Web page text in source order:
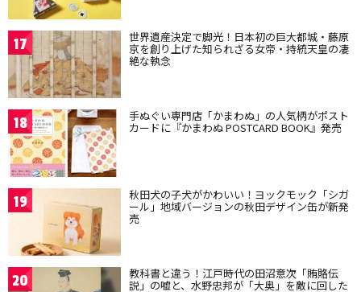
17 世界遺産決定で脚光！日本初の巨大都城・藤原
京を創り上げた知られざる女帝・持統天皇の凄
絶な執念
18 手ぬぐい専門店「かまわぬ」の人気柄がポスト
カードに『かまわぬ POSTCARD BOOK』発売
19 秋田犬の子犬がかわいい！ヨックモック「シガ
ール」地域バージョンの秋田デザイン缶が新発
売
20 教科書と違う！江戸時代の田沼意次「賄賂伝
説」の嘘と、水野忠邦が「大奥」を敵に回した